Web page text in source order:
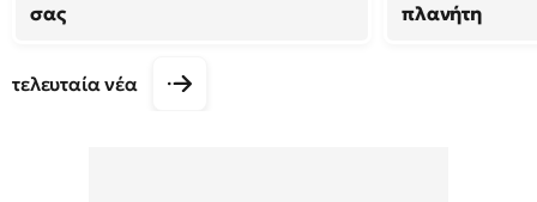
σας
πλανήτη
τελευταία νέα